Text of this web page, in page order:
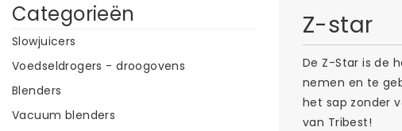
Categorieën
Slowjuicers
Voedseldrogers - droogovens
Blenders
Vacuum blenders
Z-star
De Z-Star is de
nemen en te
het sap zonder
van Tribest!